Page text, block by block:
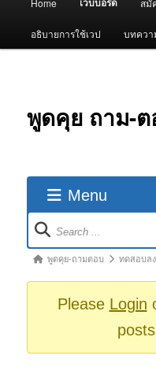
Home สมั
อธิบายการใช้เวป บทควา
พูดคุย ถาม-
Menu
Forum
Navigation
Forumพูดคุย-ถามตอบ ทดสอบล
Please Login